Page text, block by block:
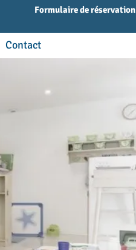
Formulaire de réservation
Contact